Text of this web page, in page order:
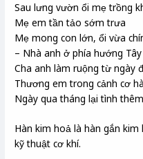
Sau lưng vườn ổi mẹ trồng
Mẹ em tần tảo sớm trưa
Mẹ mong con lớn, ổi vừa
– Nhà anh ở phía hướng Tây
Cha anh làm ruộng từ ngày
Thương em trong cảnh cơ
Ngày qua tháng lại tình
Hàn kim hoả là hàn gắn
kỹ thuật cơ khí.